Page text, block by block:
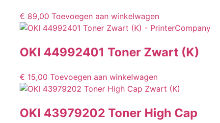
€ 89,00 Toevoegen aan winkelwagen
OKI 44992401 Toner Zwart (K)
€ 15,00 Toevoegen aan winkelwagen
OKI 43979202 Toner High Cap